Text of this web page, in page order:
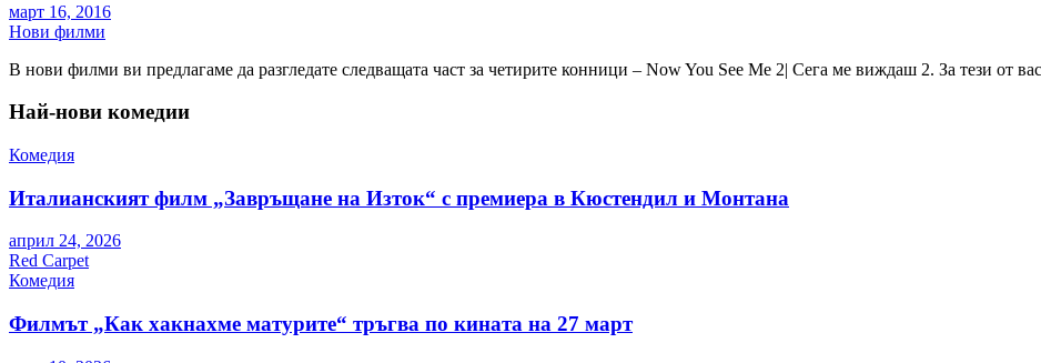
март 16, 2016
Нови филми
В нови филми ви предлагаме да разгледате следващата част за четирите конници – Now You See Me 2| Сега ме виждаш 2. За тези от
Най-нови комедии
Комедия
Италианският филм „Завръщане на Изток“ с премиера в Кюстендил и Монтана
април 24, 2026
Red Carpet
Комедия
Филмът „Как хакнахме матурите“ тръгва по кината на 27 март